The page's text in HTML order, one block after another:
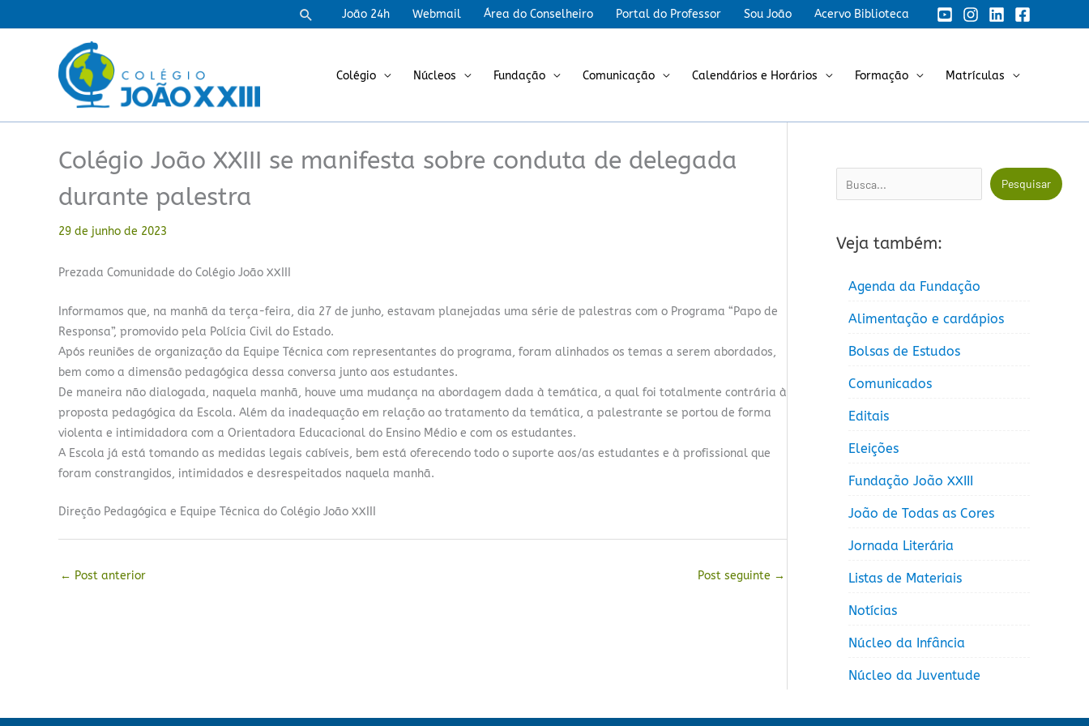
para
PesquisarJoão 24h Webmail Área do Conselheiro Portal do Professor Sou João Acervo Biblioteca
Colégio Núcleos Fundação Comunicação Calendários e Horários Formação Matrículas
Colégio João XXIII se manifesta sobre conduta de delegada
durante palestra
29 de junho de 2023
Prezada Comunidade do Colégio João XXIII
Informamos que, na manhã da terça-feira, dia 27 de junho, estavam planejadas uma série de palestras com o Programa “Papo de
Responsa”, promovido pela Polícia Civil do Estado.
Após reuniões de organização da Equipe Técnica com representantes do programa, foram alinhados os temas a serem abordados,
bem como a dimensão pedagógica dessa conversa junto aos estudantes.
De maneira não dialogada, naquela manhã, houve uma mudança na abordagem dada à temática, a qual foi totalmente contrária à
proposta pedagógica da Escola. Além da inadequação em relação ao tratamento da temática, a palestrante se portou de forma
violenta e intimidadora com a Orientadora Educacional do Ensino Médio e com os estudantes.
A Escola já está tomando as medidas legais cabíveis, bem está oferecendo todo o suporte aos/as estudantes e à profissional que
foram constrangidos, intimidados e desrespeitados naquela manhã.
Direção Pedagógica e Equipe Técnica do Colégio João XXIII
← Post anterior Post seguinte →
Pesquisar Pesquisar
Veja também:
Agenda da Fundação
Alimentação e cardápios
Bolsas de Estudos
Comunicados
Editais
Eleições
Fundação João XXIII
João de Todas as Cores
Jornada Literária
Listas de Materiais
Notícias
Núcleo da Infância
Núcleo da Juventude